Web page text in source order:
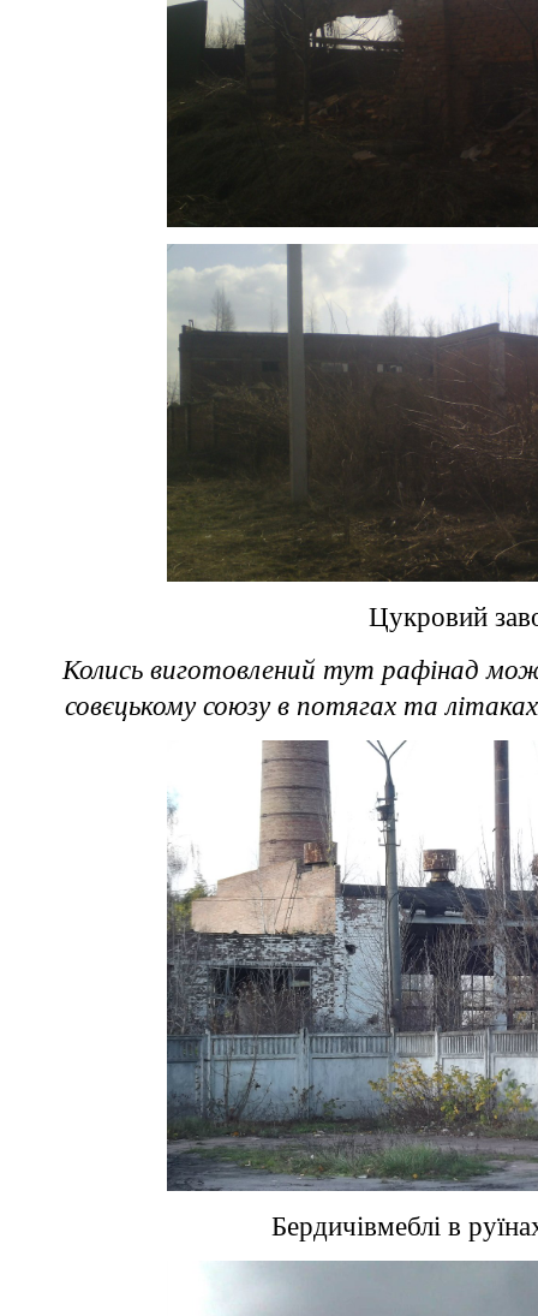
Цукровий
Колись виготовлений тут рафінад
совєцькому союзу в потягах та
Бердичівмеблі в